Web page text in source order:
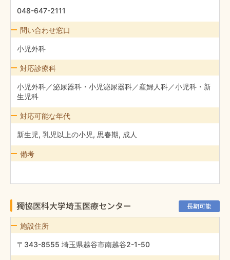
048-647-2111
問い合わせ窓口
小児外科
対応診療科
小児外科／泌尿器科・小児泌尿器科／産婦人科／小児科・新
生児科
対応可能な年代
新生児, 乳児以上の小児, 思春期, 成人
備考
獨協医科大学埼玉医療センター 長期可能
施設住所
〒343-8555 埼玉県越谷市南越谷2-1-50